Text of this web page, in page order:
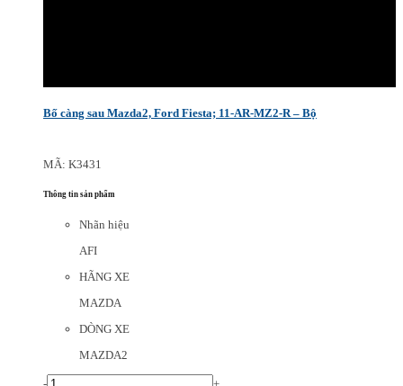
Bố càng sau Mazda2, Ford Fiesta; 11-AR-MZ2-R – Bộ
MÃ: K3431
Thông tin sản phẩm
Nhãn hiệu
AFI
HÃNG XE
MAZDA
DÒNG XE
MAZDA2